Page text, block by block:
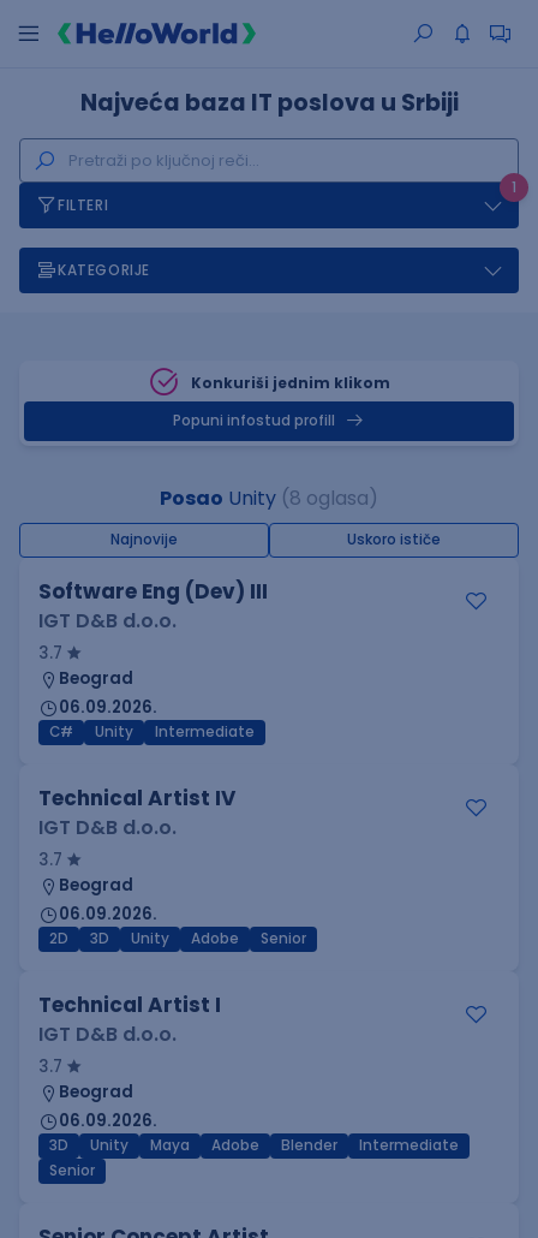
Najveća baza IT poslova u Srbiji
1
FILTERI
KATEGORIJE
Konkuriši jednim klikom
Popuni infostud profill
Posao Unity (8 oglasa)
Najnovije Uskoro ističe
Software Eng (Dev) III
IGT D&B d.o.o.
3.7
Beograd
06.09.2026.
C# Unity Intermediate
Technical Artist IV
IGT D&B d.o.o.
3.7
Beograd
06.09.2026.
2D 3D Unity Adobe Senior
Technical Artist I
IGT D&B d.o.o.
3.7
Beograd
06.09.2026.
3D Unity Maya Adobe Blender
Intermediate
Senior